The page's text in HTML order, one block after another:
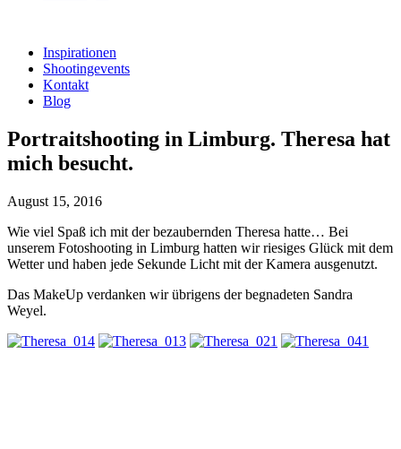
Inspirationen
Shootingevents
Kontakt
Blog
Portraitshooting in Limburg. Theresa hat
mich besucht.
August 15, 2016
Wie viel Spaß ich mit der bezaubernden Theresa hatte… Bei
unserem Fotoshooting in Limburg hatten wir riesiges Glück mit dem
Wetter und haben jede Sekunde Licht mit der Kamera ausgenutzt.
Das MakeUp verdanken wir übrigens der begnadeten Sandra
Weyel.